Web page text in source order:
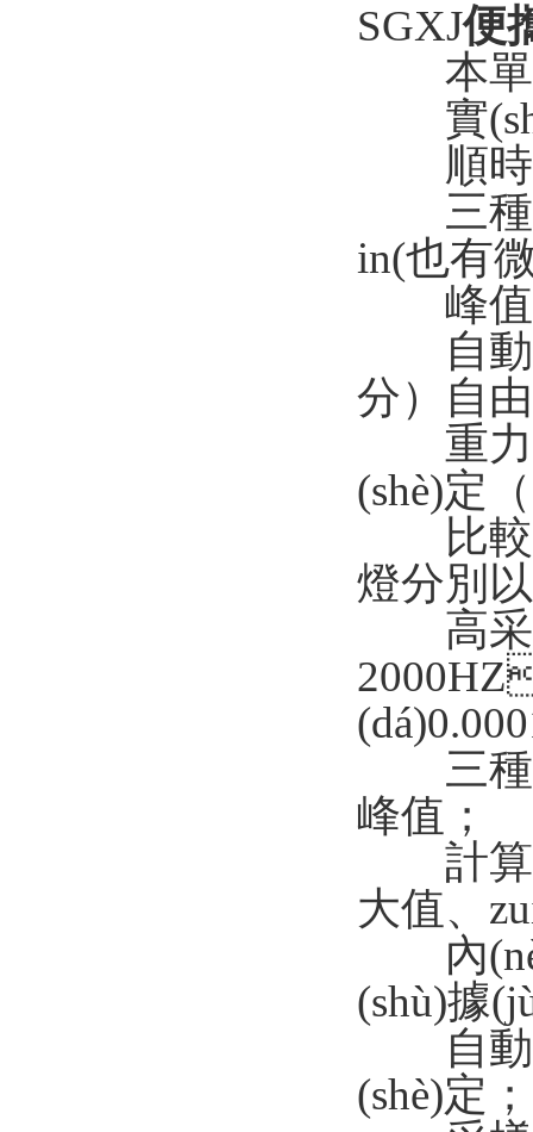
SGXJ便
本單窗
實(shí)
順時針/
三種單
in(也有
峰值保
自動關
分）自
重力加
(shè)定
比較功
燈分別
高采
三種顯
峰值；
計算
大值
內(nèi)
(shù)據
自動
(shè)定；